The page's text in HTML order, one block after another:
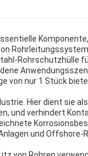
Rohrschutzhülle
von nur 1 Stück
Hier dient sie
und verhindert
und